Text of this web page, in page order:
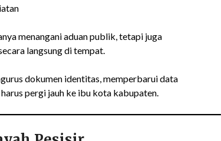
menangani aduan publik, tetapi juga
langsung di tempat.
dokumen identitas, memperbarui data
pergi jauh ke ibu kota kabupaten.